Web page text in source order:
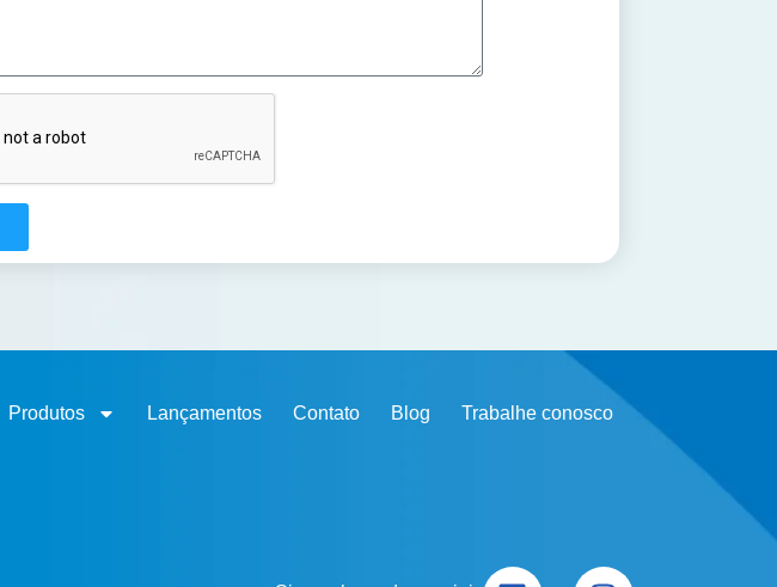
Produtos Lançamentos Contato Blog Trabalhe conosco